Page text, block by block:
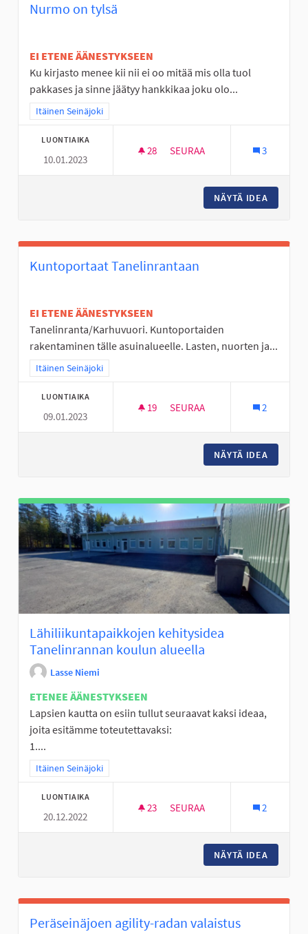
Nurmo on tylsä
EI ETENE ÄÄNESTYKSEEN
Ku kirjasto menee kii nii ei oo mitää mis olla tuol
pakkases ja sinne jäätyy hankkikaa joku olo...
Rajaa tulokset teeman mukaan: Itäinen Seinäjoki
Itäinen Seinäjoki
LUONTIAIKA
10.01.2023
28 28 SEURAAJAA
SEURAA 3
NÄYTÄ IDEA
Kuntoportaat Tanelinrantaan
EI ETENE ÄÄNESTYKSEEN
Tanelinranta/Karhuvuori. Kuntoportaiden
rakentaminen tälle asuinalueelle. Lasten, nuorten ja...
Rajaa tulokset teeman mukaan: Itäinen Seinäjoki
Itäinen Seinäjoki
LUONTIAIKA
09.01.2023
19 19 SEURAAJAA
SEURAA 2
NÄYTÄ IDEA
Lähiliikuntapaikkojen kehitysidea
Tanelinrannan koulun alueella
Lasse Niemi
ETENEE ÄÄNESTYKSEEN
Lapsien kautta on esiin tullut seuraavat kaksi ideaa,
joita esitämme toteutettavaksi:
1....
Rajaa tulokset teeman mukaan: Itäinen Seinäjoki
Itäinen Seinäjoki
LUONTIAIKA
20.12.2022
23 23 SEURAAJAA
SEURAA 2
NÄYTÄ IDEA
Peräseinäjoen agility-radan valaistus